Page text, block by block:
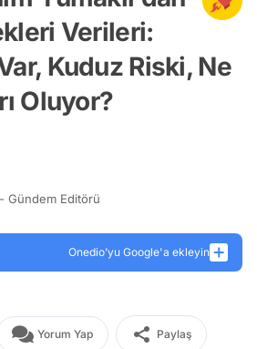
Verileri:
Kuduz Riski, Ne
Oluyor?
- Gündem Editörü
Onedio’yu Google'a ekleyin
Yorum Yap Paylaş